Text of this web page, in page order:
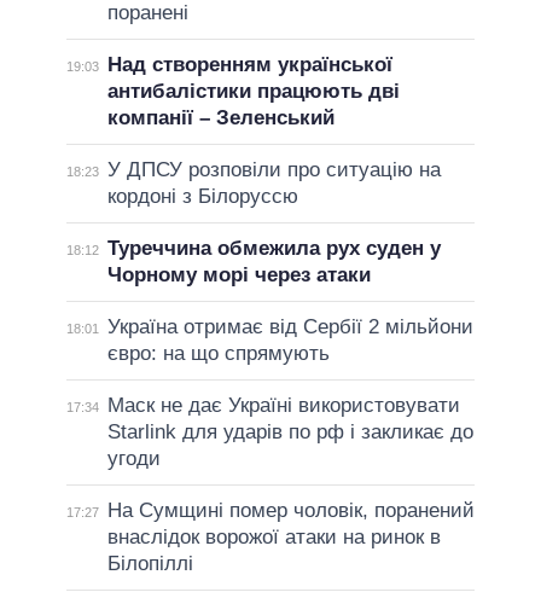
поранені
19:03
Над створенням української
антибалістики працюють дві
компанії – Зеленський
18:23 У ДПСУ розповіли про ситуацію на
кордоні з Білоруссю
18:12 Туреччина обмежила рух суден у
Чорному морі через атаки
18:01
Україна отримає від Сербії 2 мільйони
євро: на що спрямують
17:34
Маск не дає Україні використовувати
Starlink для ударів по рф і закликає до
угоди
17:27
На Сумщині помер чоловік, поранений
внаслідок ворожої атаки на ринок в
Білопіллі